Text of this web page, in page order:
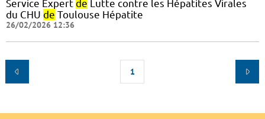
Service Expert de Lutte contre les Hépatites Virales
du CHU de Toulouse Hépatite
26/02/2026 12:36
1